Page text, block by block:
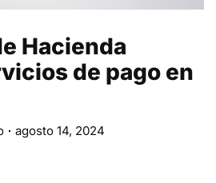
Hacienda
de pago en
agosto 14, 2024